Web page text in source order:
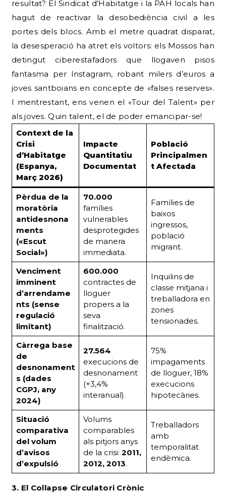
resultat? El Sindicat d’Habitatge i la PAH locals han
hagut de reactivar la desobediència civil a les
portes dels blocs. Amb el metre quadrat disparat,
la desesperació ha atret els voltors: els Mossos han
detingut ciberestafadors que llogaven pisos
fantasma per Instagram, robant milers d’euros a
joves santboians en concepte de «falses reserves».
I mentrestant, ens venen el «Tour del Talent» per
als joves. Quin talent, el de poder emancipar-se!
Context de la
Crisi
d’Habitatge
(Espanya,
Març 2026)
Impacte
Quantitatiu
Documentat
Població
Principalmen
t Afectada
Pèrdua de la
moratòria
antidesnona
ments
(«Escut
Social»)
70.000
famílies
vulnerables
desprotegides
de manera
immediata.
Famílies de
baixos
ingressos,
població
migrant.
Venciment
imminent
d’arrendame
nts (sense
regulació
limitant)
600.000
contractes de
lloguer
propers a la
seva
finalització.
Inquilins de
classe mitjana i
treballadora en
zones
tensionades.
Càrrega base
de
desnonament
s (dades
CGPJ, any
2024)
27.564
execucions de
desnonament
(+3,4%
interanual).
75%
impagaments
de lloguer, 18%
execucions
hipotecàries.
Situació
comparativa
del volum
d’avisos
d’expulsió
Volums
comparables
als pitjors anys
de la crisi: 2011,
2012, 2013.
Treballadors
amb
temporalitat
endèmica.
3. El Col·lapse Circulatori Crònic